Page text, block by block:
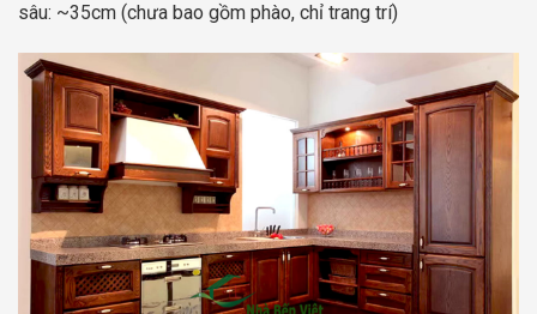
sâu: ~35cm (chưa bao gồm phào, chỉ trang trí)